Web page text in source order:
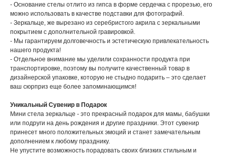
- Основание стелы отлито из гипса в форме сердечка с прорезью, его
можно использовать в качестве подставки для фотографий.
- Зеркальце, же вырезано из серебристого акрила с зеркальными
покрытием с дополнительной гравировкой.
- Мы гарантируем долговечность и эстетическую привлекательность
нашего продукта!
- Отдельное внимание мы уделили сохранности продукта при
транспортировке, поэтому вы получите качественный товар в
дизайнерской упаковке, которую не стыдно подарить – это сделает
ваш сюрприз еще более запоминающимся!
Уникальный Сувенир в Подарок
Мини стела зеркальце - это прекрасный подарок для мамы, бабушки
или подруги на день рождения и другие праздники. Этот сувенир
принесет много положительных эмоций и станет замечательным
дополнением к любому празднику.
Не упустите возможность порадовать своих близких стильным и